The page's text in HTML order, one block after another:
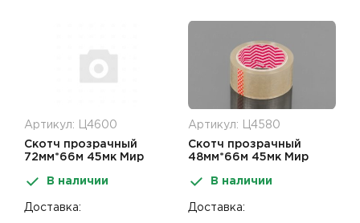
Артикул: Ц4600
Скотч прозрачный
72мм*66м 45мк Мир
В наличии
Доставка:
Артикул: Ц4580
Скотч прозрачный
48мм*66м 45мк Мир
В наличии
Доставка: